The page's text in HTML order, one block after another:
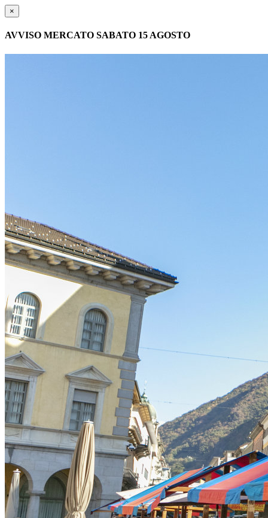
×
AVVISO MERCATO SABATO 15 AGOSTO